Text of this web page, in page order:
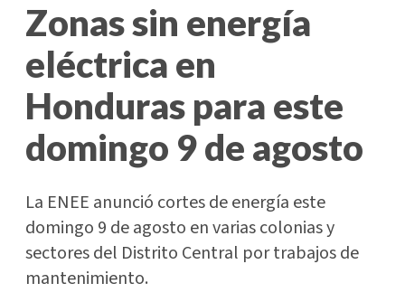
Zonas sin energía
eléctrica en
Honduras para este
domingo 9 de agosto
La ENEE anunció cortes de energía este
domingo 9 de agosto en varias colonias y
sectores del Distrito Central por trabajos de
mantenimiento.